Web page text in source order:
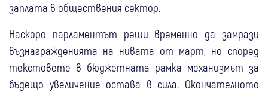
заплата в обществения сектор.
Наскоро парламентът реши временно да замрази
възнагражденията на нивата от март, но според
текстовете в бюджетната рамка механизмът за
бъдещо увеличение остава в сила. Окончателното